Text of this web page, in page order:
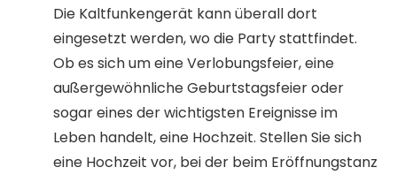
Die Kaltfunkengerät kann überall dort
eingesetzt werden, wo die Party stattfindet.
Ob es sich um eine Verlobungsfeier, eine
außergewöhnliche Geburtstagsfeier oder
sogar eines der wichtigsten Ereignisse im
Leben handelt, eine Hochzeit. Stellen Sie sich
eine Hochzeit vor, bei der beim Eröffnungstanz